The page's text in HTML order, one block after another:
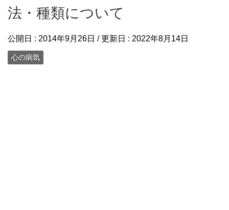
法・種類について
公開日 : 2014年9月26日 / 更新日 : 2022年8月14日
心の病気